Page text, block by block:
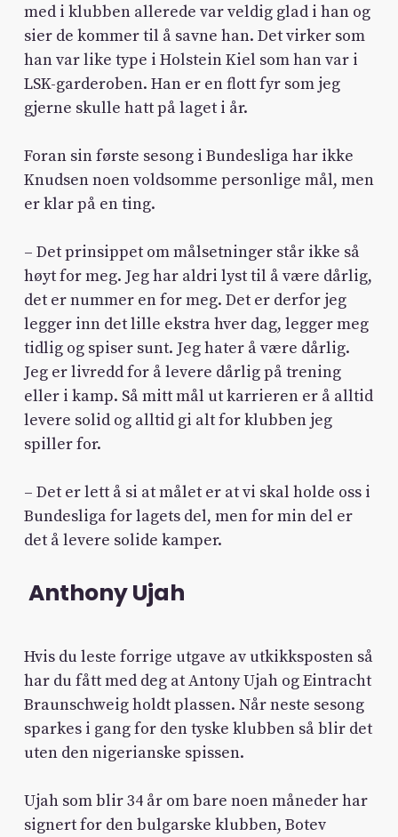
med i klubben allerede var veldig glad i han og
sier de kommer til å savne han. Det virker som
han var like type i Holstein Kiel som han var i
LSK-garderoben. Han er en flott fyr som jeg
gjerne skulle hatt på laget i år.
Foran sin første sesong i Bundesliga har ikke
Knudsen noen voldsomme personlige mål, men
er klar på en ting.
– Det prinsippet om målsetninger står ikke så
høyt for meg. Jeg har aldri lyst til å være dårlig,
det er nummer en for meg. Det er derfor jeg
legger inn det lille ekstra hver dag, legger meg
tidlig og spiser sunt. Jeg hater å være dårlig.
Jeg er livredd for å levere dårlig på trening
eller i kamp. Så mitt mål ut karrieren er å alltid
levere solid og alltid gi alt for klubben jeg
spiller for.
– Det er lett å si at målet er at vi skal holde oss i
Bundesliga for lagets del, men for min del er
det å levere solide kamper.
Anthony Ujah
Hvis du leste forrige utgave av utkikksposten så
har du fått med deg at Antony Ujah og Eintracht
Braunschweig holdt plassen. Når neste sesong
sparkes i gang for den tyske klubben så blir det
uten den nigerianske spissen.
Ujah som blir 34 år om bare noen måneder har
signert for den bulgarske klubben, Botev